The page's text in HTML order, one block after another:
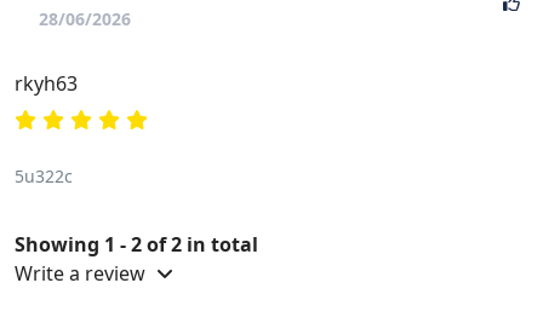
28/06/2026
rkyh63
5u322c
Showing 1 - 2 of 2 in total
Write a review